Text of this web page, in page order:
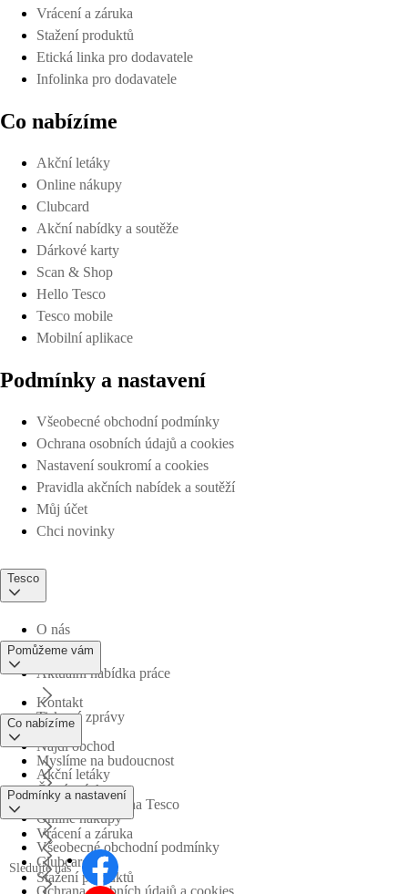
Vrácení a záruka
Stažení produktů
Etická linka pro dodavatele
Infolinka pro dodavatele
Co nabízíme
Akční letáky
Online nákupy
Clubcard
Akční nabídky a soutěže
Dárkové karty
Scan & Shop
Hello Tesco
Tesco mobile
Mobilní aplikace
Podmínky a nastavení
Všeobecné obchodní podmínky
Ochrana osobních údajů a cookies
Nastavení soukromí a cookies
Pravidla akčních nabídek a soutěží
Můj účet
Chci novinky
Tesco
O nás
Aktuální nabídka práce
Tiskové zprávy
Myslíme na budoucnost
Obchodní skupina Tesco
Pomůžeme vám
Kontakt
Najdi obchod
Časté otázky
Vrácení a záruka
Stažení produktů
Co nabízíme
Akční letáky
Online nákupy
Clubcard
Podmínky a nastavení
Všeobecné obchodní podmínky
Ochrana osobních údajů a cookies
Sledujte nás